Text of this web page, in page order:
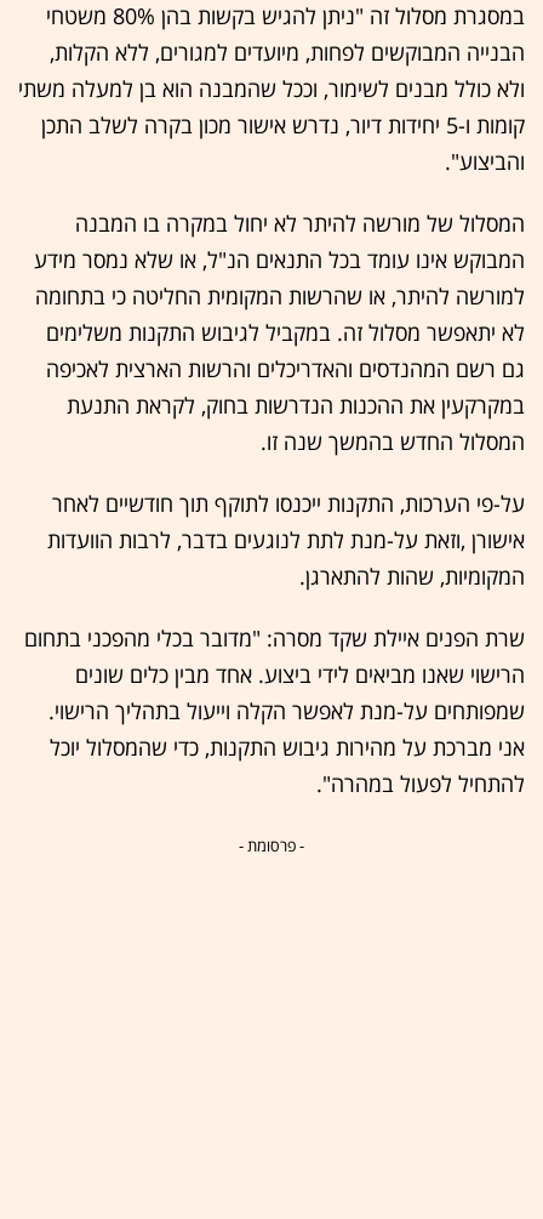
במסגרת מסלול זה "ניתן להגיש בקשות בהן 80% משטחי
הבנייה המבוקשים לפחות, מיועדים למגורים, ללא הקלות,
ולא כולל מבנים לשימור, וככל שהמבנה הוא בן למעלה משתי
קומות ו-5 יחידות דיור, נדרש אישור מכון בקרה לשלב התכן
והביצוע".
המסלול של מורשה להיתר לא יחול במקרה בו המבנה
המבוקש אינו עומד בכל התנאים הנ"ל, או שלא נמסר מידע
למורשה להיתר, או שהרשות המקומית החליטה כי בתחומה
לא יתאפשר מסלול זה. במקביל לגיבוש התקנות משלימים
גם רשם המהנדסים והאדריכלים והרשות הארצית לאכיפה
במקרקעין את ההכנות הנדרשות בחוק, לקראת התנעת
המסלול החדש בהמשך שנה זו.
על-פי הערכות, התקנות ייכנסו לתוקף תוך חודשיים לאחר
אישורן ,וזאת על-מנת לתת לנוגעים בדבר, לרבות הוועדות
המקומיות, שהות להתארגן.
שרת הפנים איילת שקד מסרה: "מדובר בכלי מהפכני בתחום
הרישוי שאנו מביאים לידי ביצוע. אחד מבין כלים שונים
שמפותחים על-מנת לאפשר הקלה וייעול בתהליך הרישוי.
אני מברכת על מהירות גיבוש התקנות, כדי שהמסלול יוכל
להתחיל לפעול במהרה".
- פרסומת -